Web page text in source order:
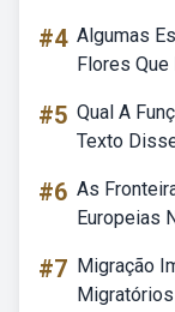
#4 Algumas
Flores
#5 Qual A
Texto
#6 As
Europeias
#7 Migração